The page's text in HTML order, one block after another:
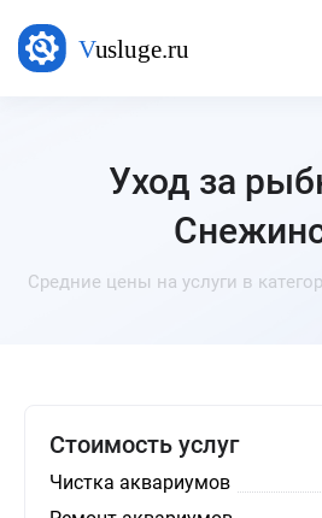
Уход за
Средние цены на услуги в
Стоимость услуг
Чистка аквариумов